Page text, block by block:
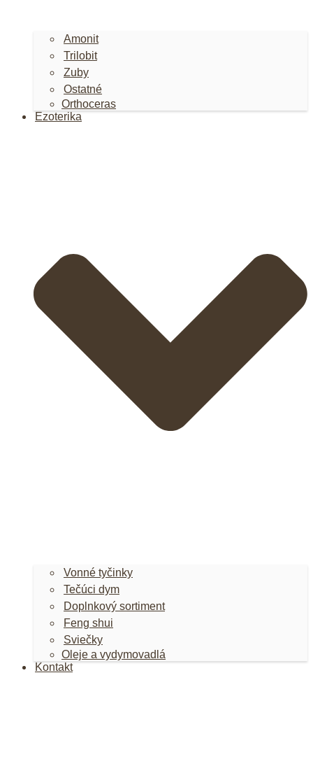
Amonit
Trilobit
Zuby
Ostatné
Orthoceras
Ezoterika
Vonné tyčinky
Tečúci dym
Doplnkový sortiment
Feng shui
Sviečky
Oleje a vydymovadlá
Kontakt